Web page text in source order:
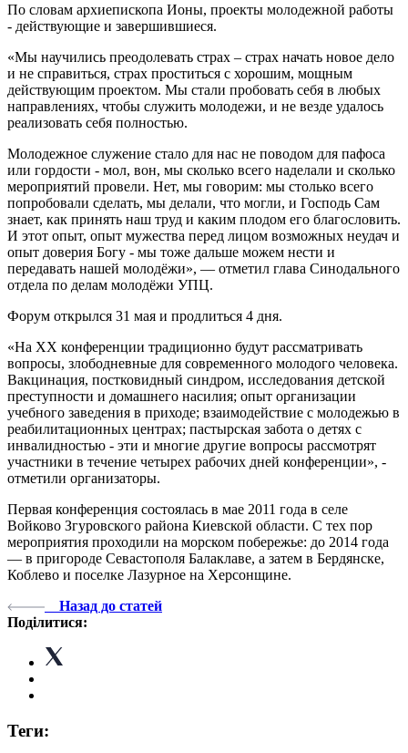
По словам архиепископа Ионы, проекты молодежной работы
- действующие и завершившиеся.
«Мы научились преодолевать страх – страх начать новое дело
и не справиться, страх проститься с хорошим, мощным
действующим проектом. Мы стали пробовать себя в любых
направлениях, чтобы служить молодежи, и не везде удалось
реализовать себя полностью.
Молодежное служение стало для нас не поводом для пафоса
или гордости - мол, вон, мы сколько всего наделали и сколько
мероприятий провели. Нет, мы говорим: мы столько всего
попробовали сделать, мы делали, что могли, и Господь Сам
знает, как принять наш труд и каким плодом его благословить.
И этот опыт, опыт мужества перед лицом возможных неудач и
опыт доверия Богу - мы тоже дальше можем нести и
передавать нашей молодёжи», — отметил глава Синодального
отдела по делам молодёжи УПЦ.
Форум открылся 31 мая и продлиться 4 дня.
«На ХХ конференции традиционно будут рассматривать
вопросы, злободневные для современного молодого человека.
Вакцинация, постковидный синдром, исследования детской
преступности и домашнего насилия; опыт организации
учебного заведения в приходе; взаимодействие с молодежью в
реабилитационных центрах; пастырская забота о детях с
инвалидностью - эти и многие другие вопросы рассмотрят
участники в течение четырех рабочих дней конференции», -
отметили организаторы.
Первая конференция состоялась в мае 2011 года в селе
Войково Згуровского района Киевской области. С тех пор
мероприятия проходили на морском побережье: до 2014 года
— в пригороде Севастополя Балаклаве, а затем в Бердянске,
Коблево и поселке Лазурное на Херсонщине.
Назад до статей
Поділитися:
Теги: